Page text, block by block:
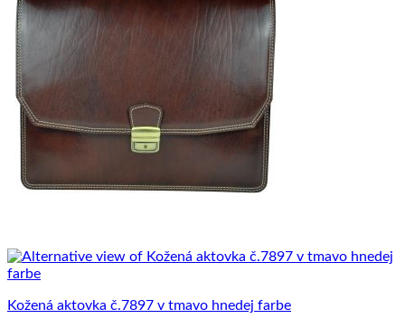
Kožená aktovka č.7897 v tmavo hnedej farbe